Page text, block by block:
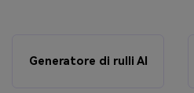
Generatore di rulli AI